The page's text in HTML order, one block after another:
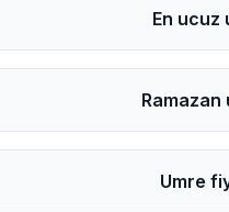
En ucuz
Ramazan
Umre